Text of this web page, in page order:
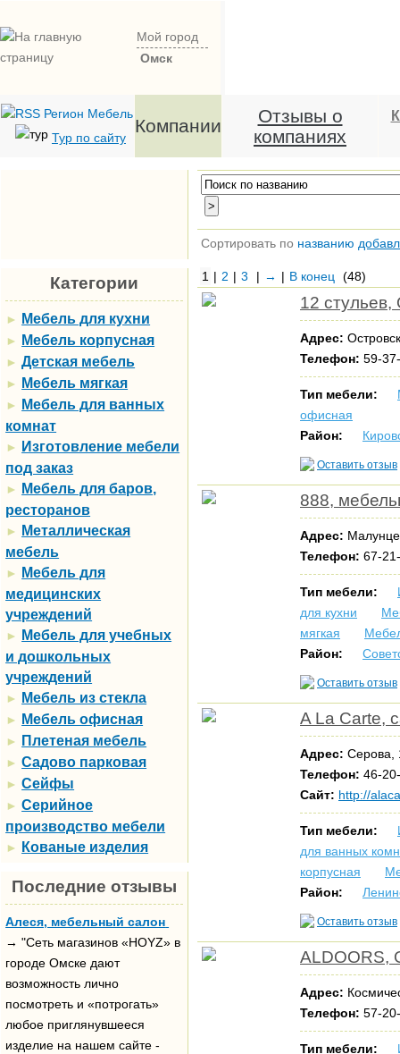
Мой город
Омск
Тур по сайту
Компании
Отзывы о
компаниях
Категории
► Мебель для кухни
► Мебель корпусная
► Детская мебель
► Мебель мягкая
► Мебель для ванных
комнат
►
Изготовление мебели
под заказ
►
Мебель для баров,
ресторанов
►
Металлическая
мебель
►
Мебель для
медицинских
учреждений
►
Мебель для учебных
и дошкольных
учреждений
►
Мебель из стекла
► Мебель офисная
► Плетеная мебель
► Садово парковая
► Сейфы
► Серийное
производство мебели
►
Кованые изделия
Последние отзывы
Алеся, мебельный салон
→ "Сеть магазинов «HOYZ» в
городе Омске дают
возможность лично
посмотреть и «потрогать»
любое приглянувшееся
изделие на нашем сайте -
Сортировать по названию
1 | 2 | 3 | → | В конец (48)
12
Адрес:
Телефон: 59-
Тип мебели:
офисная
Район:
Оставить отзыв
888,
Адрес:
Телефон: 67-
Тип мебели:
для кухни
мягкая
Район:
Оставить отзыв
A La Carte,
Адрес: Серова,
Телефон: 46-
Сайт: http://
Тип мебели:
для ванных
корпусная
Район:
Оставить отзыв
Адрес:
Телефон: 57-
Тип мебели: